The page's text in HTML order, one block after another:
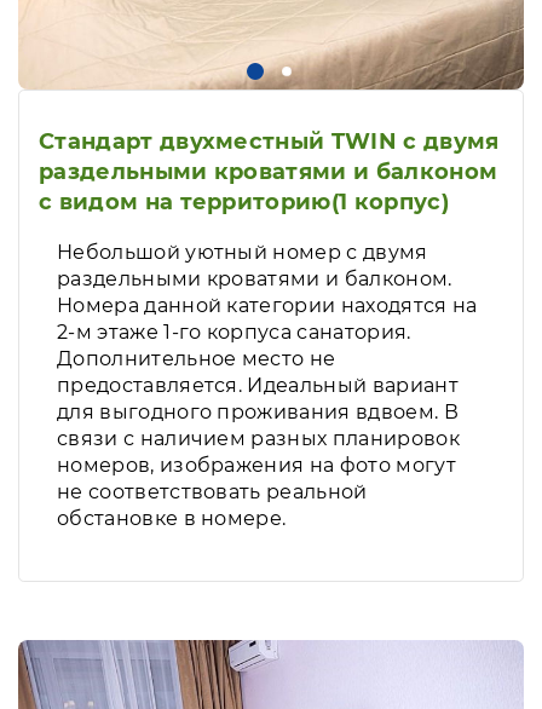
Стандарт двухместный TWIN с двумя
раздельными кроватями и балконом
с видом на территорию(1 корпус)
Небольшой уютный номер с двумя
раздельными кроватями и балконом.
Номера данной категории находятся на
2-м этаже 1-го корпуса санатория.
Дополнительное место не
предоставляется. Идеальный вариант
для выгодного проживания вдвоем. В
связи с наличием разных планировок
номеров, изображения на фото могут
не соответствовать реальной
обстановке в номере.